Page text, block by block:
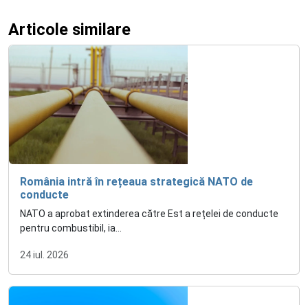
Articole similare
România intră în rețeaua strategică NATO de
conducte
NATO a aprobat extinderea către Est a rețelei de conducte
pentru combustibil, ia...
24 iul. 2026